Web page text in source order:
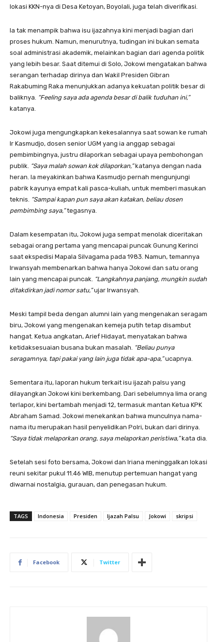
lokasi KKN-nya di Desa Ketoyan, Boyolali, juga telah diverifikasi.
Ia tak menampik bahwa isu ijazahnya kini menjadi bagian dari
proses hukum. Namun, menurutnya, tudingan ini bukan semata
soal administrasi akademik, melainkan bagian dari agenda politik
yang lebih besar. Saat ditemui di Solo, Jokowi mengatakan bahwa
serangan terhadap dirinya dan Wakil Presiden Gibran
Rakabuming Raka menunjukkan adanya kekuatan politik besar di
baliknya. “Feeling saya ada agenda besar di balik tuduhan ini,”
katanya.
Jokowi juga mengungkapkan kekesalannya saat sowan ke rumah
Ir Kasmudjo, dosen senior UGM yang ia anggap sebagai
pembimbingnya, justru dilaporkan sebagai upaya pembohongan
publik. “Saya malah sowan kok dilaporkan,”katanya dengan nada
heran. Ia meyakinkan bahwa Kasmudjo pernah mengunjungi
pabrik kayunya empat kali pasca-kuliah, untuk memberi masukan
teknis. “Sampai kapan pun saya akan katakan, beliau dosen
pembimbing saya,”tegasnya.
Dalam kesempatan itu, Jokowi juga sempat menolak diceritakan
sebagai orang pertama yang mencapai puncak Gunung Kerinci
saat ekspedisi Mapala Silvagama pada 1983. Namun, temannya
Irwansyah membenarkan bahwa hanya Jokowi dan satu orang
lain yang mencapai puncak. “Langkahnya panjang, mungkin sudah
ditakdirkan jadi nomor satu,”ujar Irwansyah.
Meski tampil beda dengan alumni lain yang mengenakan seragam
biru, Jokowi yang mengenakan kemeja putih tetap disambut
hangat. Ketua angkatan, Arief Hidayat, menyatakan bahwa
ketidaksesuaian busana bukan masalah. “Beliau punya
seragamnya, tapi pakai yang lain juga tidak apa-apa,”ucapnya.
Sementara itu, laporan hukum terkait isu ijazah palsu yang
dilayangkan Jokowi kini berkembang. Dari sebelumnya lima orang
terlapor, kini bertambah menjadi 12, termasuk mantan Ketua KPK
Abraham Samad. Jokowi menekankan bahwa munculnya nama-
nama itu merupakan hasil penyelidikan Polri, bukan dari dirinya.
“Saya tidak melaporkan orang, saya melaporkan peristiwa,”kata dia.
Setelah sesi foto bersama, Jokowi dan Iriana meninggalkan lokasi
reuni sekitar pukul 11.46 WIB, menutup pertemuan hangat yang
diwarnai nostalgia, gurauan, dan penegasan hukum.
TAGS Indonesia Presiden Ijazah Palsu Jokowi skripsi
Facebook Twitter